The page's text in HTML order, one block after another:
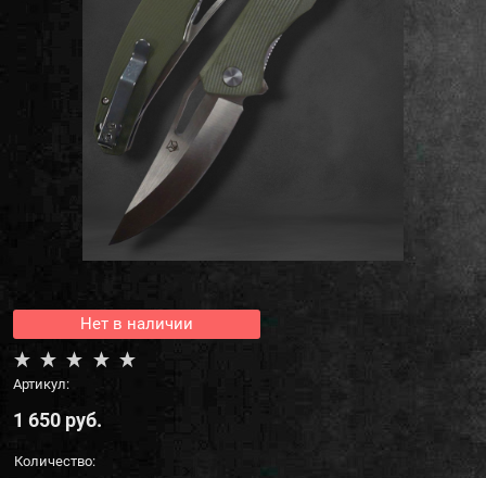
Нет в наличии
Артикул:
1 650 руб.
Количество: